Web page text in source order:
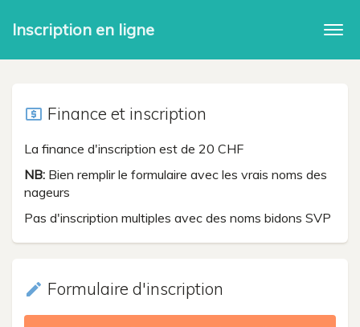
Inscription en ligne
local_atm Finance et inscription
La finance d'inscription est de 20 CHF
NB: Bien remplir le formulaire avec les vrais noms des
nageurs
Pas d'inscription multiples avec des noms bidons SVP
create Formulaire d'inscription